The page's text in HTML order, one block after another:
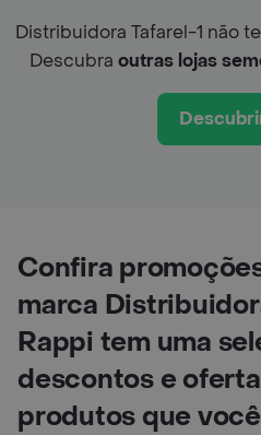
Distribuidora Tafarel-1 não
Descubra outras lojas
Confira
marca
Rappi tem uma
descontos e
produtos que